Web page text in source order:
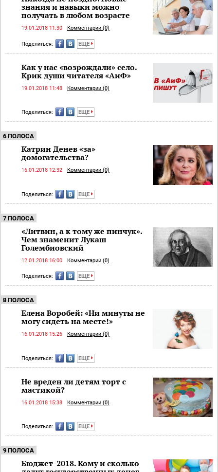
знания и навыки можно
получать в любом возрасте
19.01.2018 11:30 Комментарии (0)
Поделиться: ЕЩЕ
Как у нас «возрождали» село.
Крик души читателя «АиФ»
19.01.2018 11:48 Комментарии (0)
Поделиться: ЕЩЕ
6 ПОЛОСА
Катрин Денев «за»
домогательства?
16.01.2018 12:32 Комментарии (0)
Поделиться: ЕЩЕ
7 ПОЛОСА
«Литвин, а к тому же пинчук».
Чем знаменит Лукаш
Голембиовский
12.01.2018 16:00 Комментарии (0)
Поделиться: ЕЩЕ
8 ПОЛОСА
Елена Воробей: «Ни минуты не
могу сидеть на месте!»
16.01.2018 15:26 Комментарии (0)
Поделиться: ЕЩЕ
Не вреден ли детям торт с
мастикой?
16.01.2018 15:38 Комментарии (0)
Поделиться: ЕЩЕ
9 ПОЛОСА
Бюджет-2018. Кому и сколько